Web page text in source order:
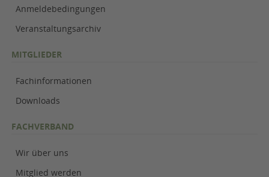
Anmeldebedingungen
Veranstaltungsarchiv
MITGLIEDER
Fachinformationen
Downloads
FACHVERBAND
Wir über uns
Mitglied werden